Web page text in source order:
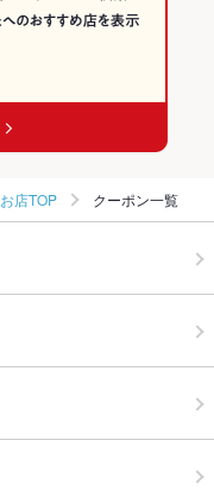
お店TOP クーポン一覧